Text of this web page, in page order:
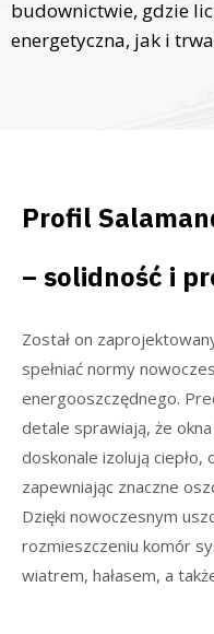
budownictwie, gdzie
energetyczna, jak i
Profil
– solidność i
Został on
spełniać normy
energooszczędnego.
detale sprawiają, że
doskonale izolują
zapewniając znaczne
Dzięki nowoczesnym
rozmieszczeniu komór
wiatrem, hałasem, a